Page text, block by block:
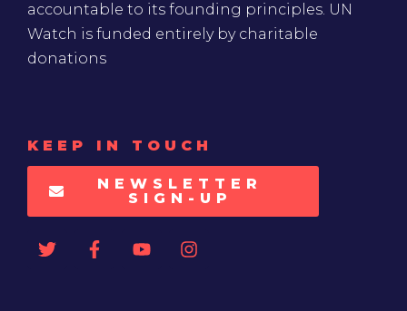
accountable to its founding principles. UN
Watch is funded entirely by charitable
donations
KEEP IN TOUCH
NEWSLETTER
SIGN-UP